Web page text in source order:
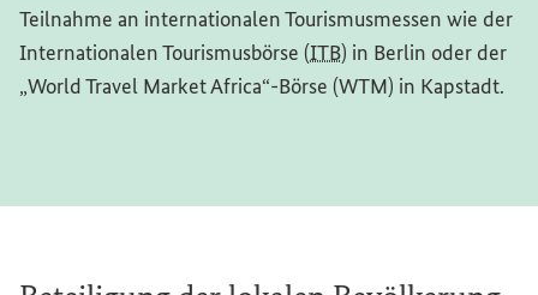
Teilnahme an internationalen Tourismusmessen wie der
Internationalen Tourismusbörse (ITB) in Berlin oder der
„World Travel Market Africa“-Börse (WTM) in Kapstadt.